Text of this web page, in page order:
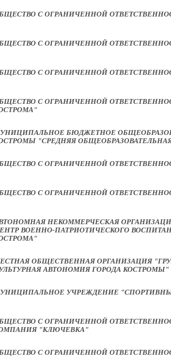
С ОГРАНИЧЕННОЙ
С ОГРАНИЧЕННОЙ
С ОГРАНИЧЕННОЙ
С ОГРАНИЧЕННОЙ
БЮДЖЕТНОЕ
"СРЕДНЯЯ
С ОГРАНИЧЕННОЙ
С ОГРАНИЧЕННОЙ
НЕКОММЕРЧЕСКАЯ
ВОЕННО-ПАТРИОТИЧЕСКОГО
ОБЩЕСТВЕННАЯ ОРГАНИЗАЦИЯ
АВТОНОМИЯ ГОРОДА КОСТРОМЫ"
УЧРЕЖДЕНИЕ
С ОГРАНИЧЕННОЙ
"КЛЮЧЕВКА"
С ОГРАНИЧЕННОЙ